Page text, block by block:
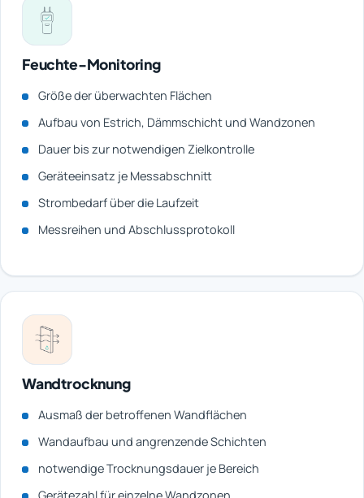
Feuchte-Monitoring
Größe der überwachten Flächen
Aufbau von Estrich, Dämmschicht und Wandzonen
Dauer bis zur notwendigen Zielkontrolle
Geräteeinsatz je Messabschnitt
Strombedarf über die Laufzeit
Messreihen und Abschlussprotokoll
Wandtrocknung
Ausmaß der betroffenen Wandflächen
Wandaufbau und angrenzende Schichten
notwendige Trocknungsdauer je Bereich